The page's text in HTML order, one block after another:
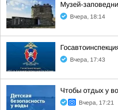
Музей-
Вчера, 18:14
Вчера, 17:43
Чтобы отдых у
Вчера, 17:21